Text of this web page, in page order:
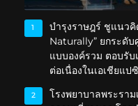
1
บำรุงราษฎร์ ชูแนว
Naturally” ยกระดั
แบบองค์รวม ตอบรั
ต่อเนื่องในเอเชียแป
2
โรงพยาบาลพระรา